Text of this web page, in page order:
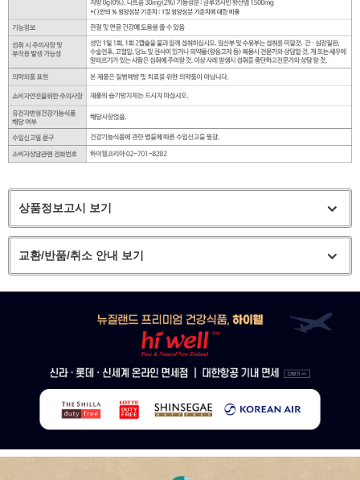
상품정보고시 보기
교환/반품/취소 안내 보기